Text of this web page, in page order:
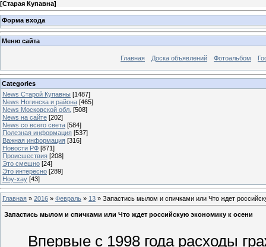
[Старая Купавна]
Форма входа
Меню сайта
Главная Доска объявлений Фотоальбом
Categories
News Старой Купавны [1487]
News Ногинска и района [465]
News Московской обл. [508]
News на сайте [202]
News со всего света [584]
Полезная информация [537]
Важная информация [316]
Новости РФ [871]
Происшествия [208]
Это смешно [24]
Это интересно [289]
Ноу-хау [43]
Главная » 2016 » Февраль » 13 » Запастись мылом и спичками или Что ждет
Запастись мылом и спичками или Что ждет российскую экономику к осени
Впервые с 1998 года расходы